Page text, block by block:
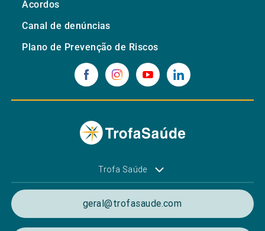
Acordos
Canal de denúncias
Plano de Prevenção de Riscos
Trofa Saúde
geral@trofasaude.com